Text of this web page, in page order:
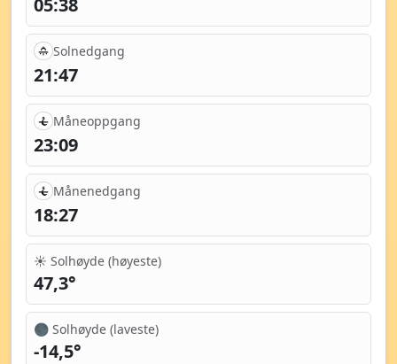
Solnedgang
21:47
Måneoppgang
23:09
Månenedgang
18:27
☀️ Solhøyde (høyeste)
47,3°
🌑 Solhøyde (laveste)
-14,5°